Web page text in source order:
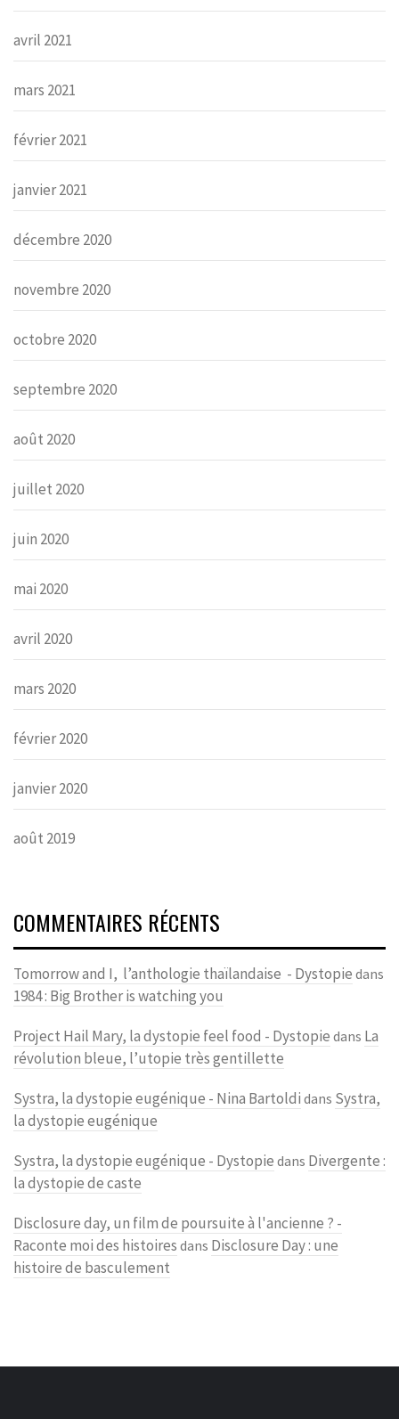
avril 2021
mars 2021
février 2021
janvier 2021
décembre 2020
novembre 2020
octobre 2020
septembre 2020
août 2020
juillet 2020
juin 2020
mai 2020
avril 2020
mars 2020
février 2020
janvier 2020
août 2019
COMMENTAIRES RÉCENTS
Tomorrow and I, l’anthologie thaïlandaise - Dystopie dans
1984 : Big Brother is watching you
Project Hail Mary, la dystopie feel food - Dystopie dans La
révolution bleue, l’utopie très gentillette
Systra, la dystopie eugénique - Nina Bartoldi dans Systra,
la dystopie eugénique
Systra, la dystopie eugénique - Dystopie dans Divergente :
la dystopie de caste
Disclosure day, un film de poursuite à l'ancienne ? -
Raconte moi des histoires dans Disclosure Day : une
histoire de basculement